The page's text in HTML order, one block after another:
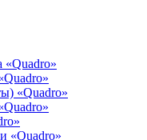
«Quadro»
«Quadro»
«Quadro»